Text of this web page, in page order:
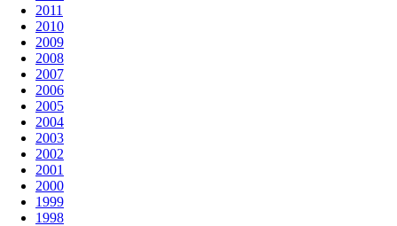
2011
2010
2009
2008
2007
2006
2005
2004
2003
2002
2001
2000
1999
1998